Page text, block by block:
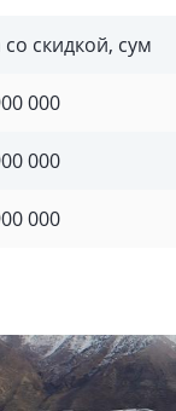
скидкой, сум
000
000
000